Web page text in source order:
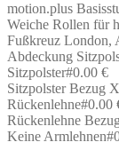
motion.plus
Weiche Rollen für
Fußkreuz London,
Abdeckung
Sitzpolster#0.00 €
Sitzpolster Bezug
Rückenlehne#0.00
Rückenlehne
Keine